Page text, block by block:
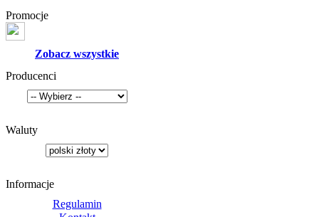
Promocje
Zobacz wszystkie
Producenci
Waluty
Informacje
Regulamin